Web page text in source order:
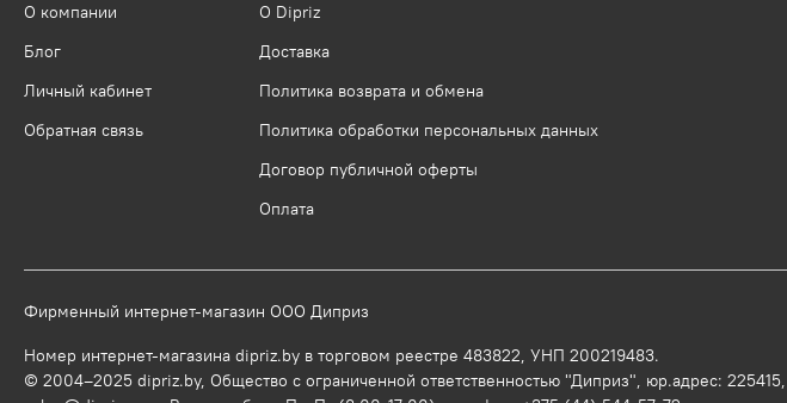
О компании
Блог
Личный кабинет
Обратная связь
О Dipriz
Доставка
Политика возврата и обмена
Политика обработки персональных данных
Договор публичной оферты
Оплата
Фирменный интернет-магазин ООО Диприз
Номер интернет-магазина dipriz.by в торговом реестре 483822, УНП 200219483.
© 2004–2025 dipriz.by, Общество с ограниченной ответственностью "Диприз", юр.адрес: